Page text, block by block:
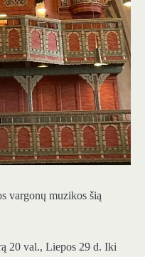
vargonų muzikos šią
20 val., Liepos 29 d. Iki